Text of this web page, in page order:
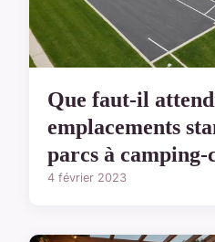
Que faut-il
emplacements
parcs à camping-
4 février 2023